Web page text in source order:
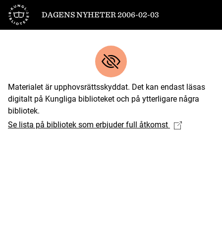
Till startsidan
DAGENS NYHETER 2006-02-03
Materialet är upphovsrättsskyddat. Det kan endast läsas
digitalt på Kungliga biblioteket och på ytterligare några
bibliotek.
Se lista på bibliotek som erbjuder full åtkomst